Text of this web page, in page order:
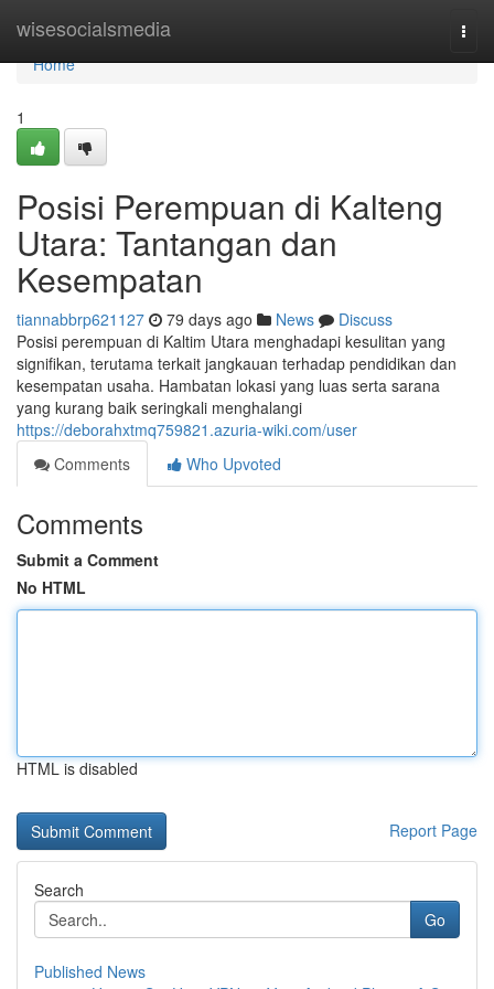
wisesocialsmedia
Home
Home
1
Posisi Perempuan di Kalteng
Utara: Tantangan dan
Kesempatan
tiannabbrp621127 79 days ago News
Discuss
Posisi perempuan di Kaltim Utara menghadapi kesulitan yang
signifikan, terutama terkait jangkauan terhadap pendidikan dan
kesempatan usaha. Hambatan lokasi yang luas serta sarana
yang kurang baik seringkali menghalangi
https://deborahxtmq759821.azuria-wiki.com/user
Comments
Who Upvoted
Comments
Submit a Comment
No HTML
HTML is disabled
Report Page
Search
Go
Published News